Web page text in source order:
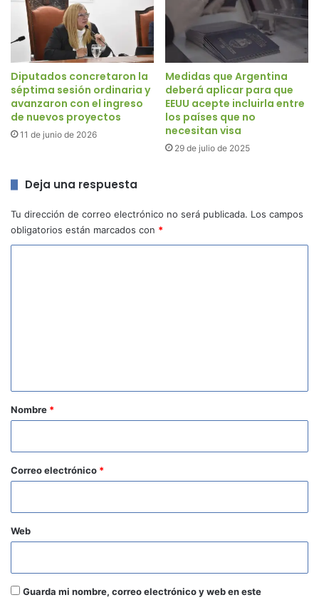
Diputados concretaron la
séptima sesión ordinaria y
avanzaron con el ingreso
de nuevos proyectos
11 de junio de 2026
Medidas que Argentina
deberá aplicar para que
EEUU acepte incluirla entre
los países que no
necesitan visa
29 de julio de 2025
Deja una respuesta
Tu dirección de correo electrónico no será publicada. Los campos
obligatorios están marcados con *
r
o
*
Nombre *
Correo electrónico *
Web
Guarda mi nombre, correo electrónico y web en este